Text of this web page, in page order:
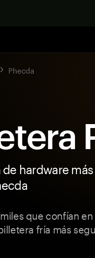
Phecda
de hardware
que confían
fría más